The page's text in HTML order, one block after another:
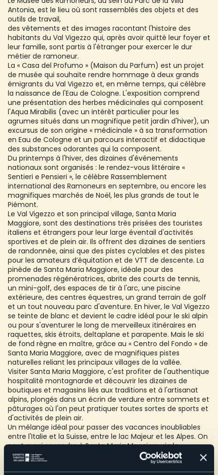
Antonia, est le lieu où sont rassemblés des objets et des
outils de travail,
des vêtements et des images racontant l'histoire des
habitants du Val Vigezzo qui, après avoir quitté leur foyer et
leur famille, sont partis à l'étranger pour exercer le dur
métier de ramoneur.
La « Casa del Profumo » (Maison du Parfum) est un projet
de musée qui souhaite rendre hommage à deux grands
émigrants du Val Vigezzo et, en même temps, qui célèbre
la naissance de l'Eau de Cologne. L'exposition comprend
une présentation des herbes médicinales qui composent
l'Aqua Mirabilis (avec un intérêt particulier pour les
agrumes situés dans un magnifique petit jardin d'hiver), un
excursus de son origine « médicinale » à sa transformation
en Eau de Cologne et un parcours interactif et didactique
des substances odorantes qui la composent.
Du printemps à l'hiver, des dizaines d'événements
nationaux sont organisés : le rendez-vous littéraire «
Sentieri e Pensieri », le célèbre Rassemblement
international des Ramoneurs en septembre, ou encore les
magnifiques marchés de Noël, les plus grands de tout le
Piémont.
Le Val Vigezzo et son principal village, Santa Maria
Maggiore, sont des destinations très prisées des touristes
italiens et étrangers pour leur large éventail d'activités
sportives et de plein air. Ils offrent des dizaines de sentiers
de randonnée, ainsi que des pistes cyclables et des pistes
pour les amateurs d’équitation et de VTT de descente. La
pinède de Santa Maria Maggiore, idéale pour des
promenades régénératrices, abrite des courts de tennis,
un mini-golf, des espaces de tir à l'arc, une piscine
extérieure, des centres équestres, un grand terrain de golf
et un tout nouveau parc d'aventure. En hiver, le Val Vigezzo
se teinte de blanc et devient le cadre idéal pour le ski alpin
ou pour s'aventurer le long de merveilleux itinéraires en
raquettes, skis étroits, deltaplane et parapente. Mais le ski
de fond règne en maître, grâce au « Centro del Fondo » de
Santa Maria Maggiore, avec de magnifiques pistes
naturelles reliant les principaux villages de la vallée.
Visiter Santa Maria Maggiore, c'est profiter de l'authentique
hospitalité montagnarde et découvrir les dizaines de
boutiques et magasins liés aux traditions et à l'artisanat
alpins, plongés dans un écrin de verdure entre sommets et
pâturages où l'on peut pratiquer toutes sortes de sports et
d'activités de plein air.
Un mélange idéal pour passer des vacances inoubliables
entre l'Italie et la Suisse, entre le lac Majeur et les Alpes. On
peut aussi se rendre à Santa Maria Maggiore via le
charmant petit train du chemin de fer Vigezzina-
Centovalli, le meilleur moyen de découvrir au ralenti l'une